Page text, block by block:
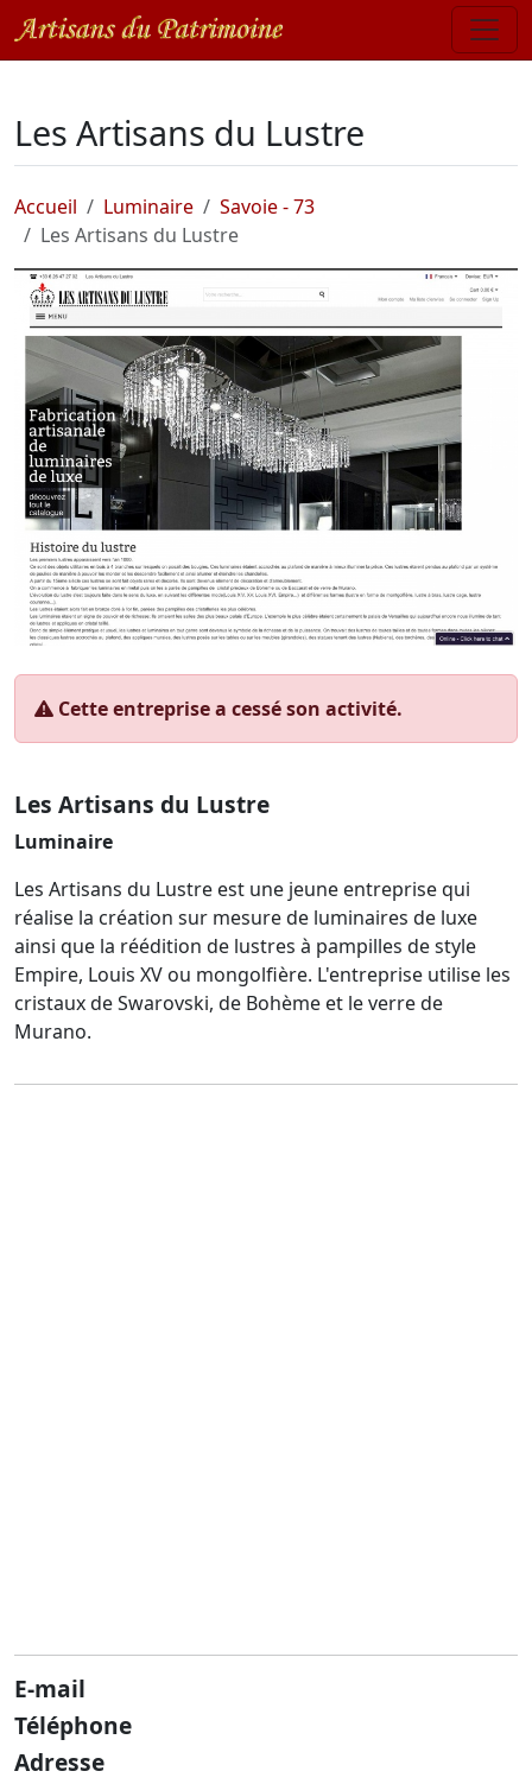
Les Artisans du Lustre
Accueil Luminaire
Savoie - 73
Les Artisans du Lustre
Cette entreprise a cessé son activité.
Les Artisans du Lustre
Luminaire
Les Artisans du Lustre est une jeune entreprise qui
réalise la création sur mesure de luminaires de luxe
ainsi que la réédition de lustres à pampilles de style
Empire, Louis XV ou mongolfière. L'entreprise utilise les
cristaux de Swarovski, de Bohème et le verre de
Murano.
E-mail
Téléphone
Adresse